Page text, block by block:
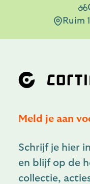
Ruim
Meld je aan
Schrijf je hier
en blijf op de
collectie,